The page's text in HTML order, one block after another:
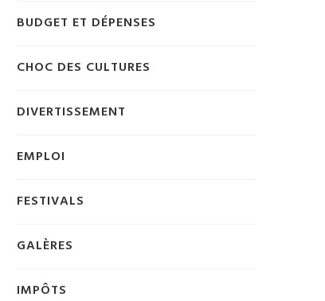
BUDGET ET DÉPENSES
CHOC DES CULTURES
DIVERTISSEMENT
EMPLOI
FESTIVALS
GALÈRES
IMPÔTS